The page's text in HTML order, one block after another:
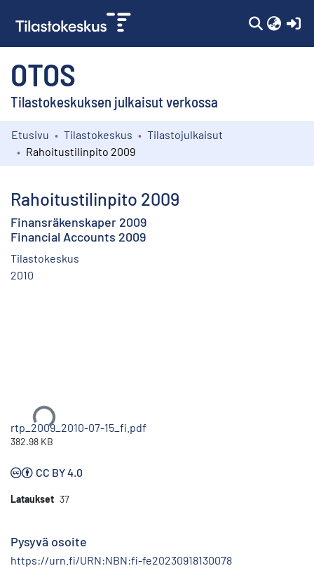
OTOS
Tilastokeskuksen julkaisut verkossa
Kokoelmat
Etusivu Tilastokeskus
Tilastojulkaisut
Rahoitustilinpito 2009
Rahoitustilinpito 2009
Finansräkenskaper 2009
Financial Accounts 2009
Tilastokeskus
2010
Ladataan...
rtp_2009_2010-07-15_fi.pdf
382.98 KB
CC BY 4.0
Lataukset 37
Pysyvä osoite
https://urn.fi/URN:NBN:fi-fe20230918130078